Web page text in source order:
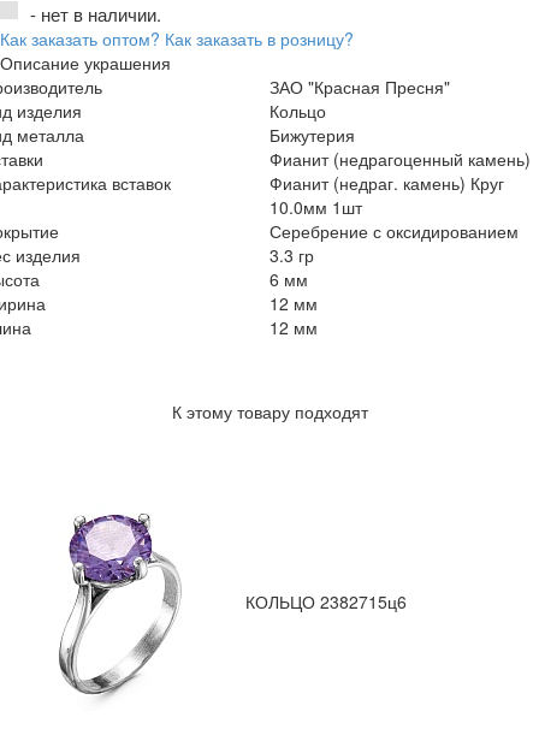
- нет в наличии.
Как заказать оптом? Как заказать в розницу?
Описание украшения
ЗАО "Красная Пресня"
изделия
Кольцо
металла
Бижутерия
Фианит (недрагоценный камень)
вставок
Фианит (недраг. камень) Круг
10.0мм 1шт
Серебрение с оксидированием
изделия
3.3 гр
6 мм
12 мм
12 мм
К этому товару подходят
КОЛЬЦО 2382715ц6